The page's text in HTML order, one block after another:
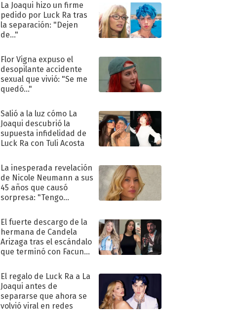
La Joaqui hizo un firme
pedido por Luck Ra tras
la separación: "Dejen
de..."
Flor Vigna expuso el
desopilante accidente
sexual que vivió: "Se me
quedó..."
Salió a la luz cómo La
Joaqui descubrió la
supuesta infidelidad de
Luck Ra con Tuli Acosta
La inesperada revelación
de Nicole Neumann a sus
45 años que causó
sorpresa: "Tengo
El fuerte descargo de la
hermana de Candela
Arizaga tras el escándalo
que terminó con Facundo
El regalo de Luck Ra a La
Joaqui antes de
separarse que ahora se
volvió viral en redes